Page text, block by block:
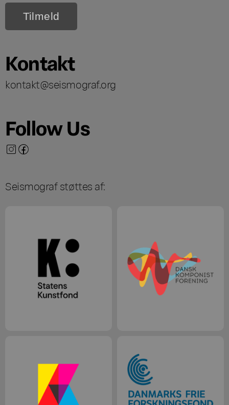
Kontakt
kontakt@seismograf.org
Follow Us
Seismograf støttes af: